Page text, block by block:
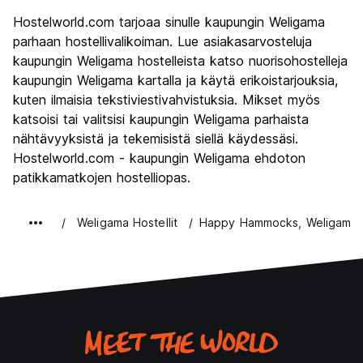
Hostelworld.com tarjoaa sinulle kaupungin Weligama
parhaan hostellivalikoiman. Lue asiakasarvosteluja
kaupungin Weligama hostelleista katso nuorisohostelleja
kaupungin Weligama kartalla ja käytä erikoistarjouksia,
kuten ilmaisia tekstiviestivahvistuksia. Mikset myös
katsoisi tai valitsisi kaupungin Weligama parhaista
nähtävyyksistä ja tekemisistä siellä käydessäsi.
Hostelworld.com - kaupungin Weligama ehdoton
patikkamatkojen hostelliopas.
Weligama Hostellit Happy Hammocks, Weligama